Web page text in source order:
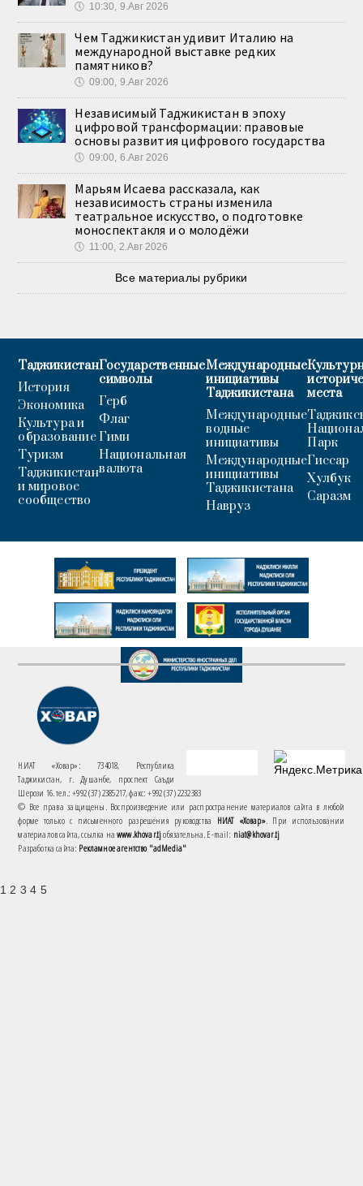
🕔 10:30, 9.Авг 2026
Чем Таджикистан удивит Италию на
международной выставке редких
памятников?
🕔 09:00, 9.Авг 2026
Независимый Таджикистан в эпоху
цифровой трансформации: правовые
основы развития цифрового государства
🕔 09:00, 6.Авг 2026
Марьям Исаева рассказала, как
независимость страны изменила
театральное искусство, о подготовке
моноспектакля и о молодёжи
🕔 11:00, 2.Авг 2026
Все материалы рубрики
Таджикистан
История
Экономика
Культура и
образование
Туризм
Таджикистан
и мировое
сообщество
Государственные
символы
Герб
Флаг
Гимн
Национальная
валюта
Международные
инициативы
Таджикистана
Международные
водные
инициативы
Международные
инициативы
Таджикистана
Навруз
места
Парк
Гиссар
Хулбук
Саразм
НИАТ «Ховар»: 734018, Республика
Таджикистан, г. Душанбе, проспект Саъди
Шерози 16. тел.: +992 (37) 2385217, факс: +992 (37) 2232383
© Все права защищены. Воспроизведение или распространение материалов сайта в любой
форме только с письменного разрешения руководства НИАТ «Ховар». При использовании
материалов сайта, ссылка наwww.khovar.tjобязательна. E-mail: niat@khovar.tj
Разработка сайта: Рекламное агентство "adMedia"
1 2 3 4 5